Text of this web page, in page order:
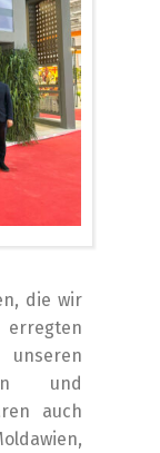
die wir
erregten
und
auch